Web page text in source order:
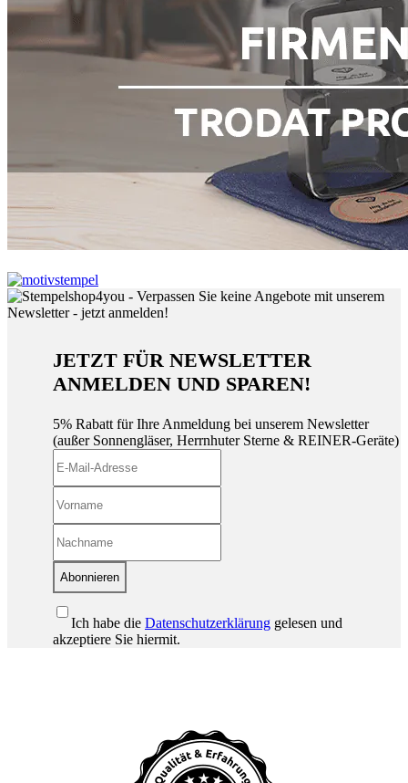
JETZT FÜR NEWSLETTER
ANMELDEN UND SPAREN!
5% Rabatt für Ihre Anmeldung bei unserem Newsletter
(außer Sonnengläser, Herrnhuter Sterne & REINER-Geräte)
Abonnieren
Ich habe die Datenschutzerklärung gelesen und
akzeptiere Sie hiermit.